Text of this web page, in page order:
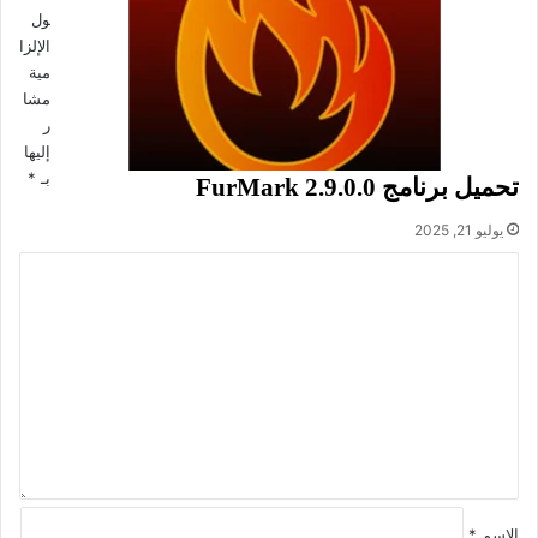
حجم الملف: 151.52 ميجابايت.
تحميل برنامج FurMark 2.9.0.0
يوليو 21, 2025
ول
الإلزا
مية
مشا
ر
إليها
بـ *
الاسم *